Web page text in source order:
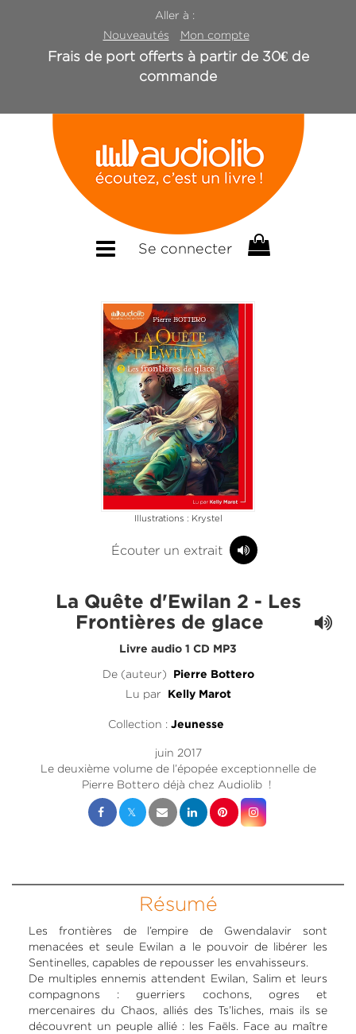
Aller à :
Nouveautés
Mon compte
Frais de port offerts à partir de 30€ de
commande
Se connecter
Illustrations : Krystel
Écouter un extrait
La Quête d'Ewilan 2 - Les
Frontières de glace
Livre audio 1 CD MP3
De (auteur) Pierre Bottero
Lu par Kelly Marot
Collection : Jeunesse
juin 2017
Le deuxième volume de l’épopée exceptionnelle de
Pierre Bottero déjà chez Audiolib !
Résumé
Les frontières de l’empire de Gwendalavir sont
menacées et seule Ewilan a le pouvoir de libérer les
Sentinelles, capables de repousser les envahisseurs.
De multiples ennemis attendent Ewilan, Salim et leurs
compagnons : guerriers cochons, ogres et
mercenaires du Chaos, alliés des Ts’liches, mais ils se
découvrent un peuple allié : les Faëls. Face au maître